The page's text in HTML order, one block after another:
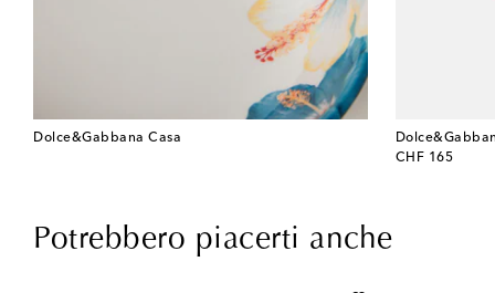
Dolce&Gabbana Casa
CHF 165
original price
Potrebbero piacerti anche